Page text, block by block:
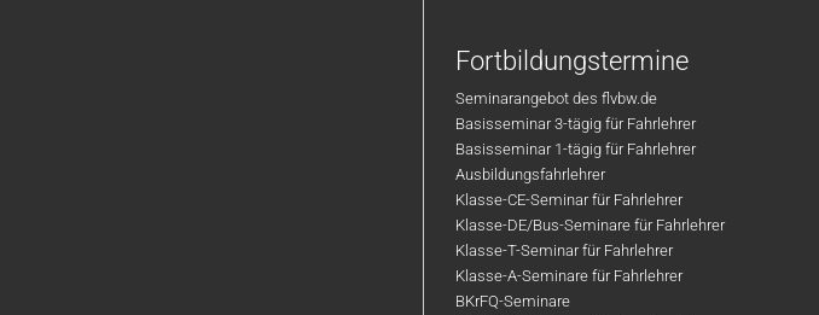
Fortbildungstermine
Seminarangebot des flvbw.de
Basisseminar 3-tägig für Fahrlehrer
Basisseminar 1-tägig für Fahrlehrer
Ausbildungsfahrlehrer
Klasse-CE-Seminar für Fahrlehrer
Klasse-DE/Bus-Seminare für Fahrlehrer
Klasse-T-Seminar für Fahrlehrer
Klasse-A-Seminare für Fahrlehrer
BKrFQ-Seminare